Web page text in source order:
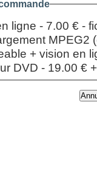
ligne - 7.00 € -
MPEG2
+ vision en
DVD - 19.00 €